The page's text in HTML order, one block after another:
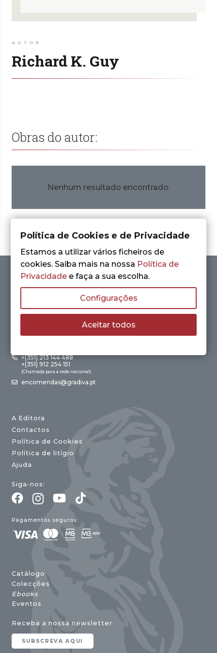
AUTOR
Richard K. Guy
Obras do autor:
Nenhum resultado encontrado.
+(351) 213 144 488
+(351) 912 254 151
(Chamada para a rede nacional)
encomendas@gradiva.pt
A Editora
Contactos
Política de Cookies
Política de litígio
Ajuda
Siga-nos:
Pagamentos seguros:
Catálogo
Colecções
Ebooks
Eventos
Receba a nossa newsletter
SUBSCREVA AQUI
Política de Cookies e de Privacidade
Estamos a utilizar vários ficheiros de
cookies. Saiba mais na nossa Política de
Privacidade e faça a sua escolha.
Configurações
Aceitar todos